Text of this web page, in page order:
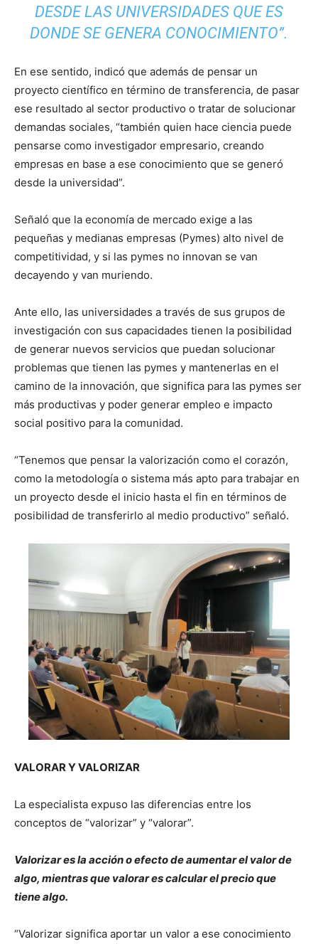
DESDE LAS UNIVERSIDADES QUE ES
DONDE SE GENERA CONOCIMIENTO”.
En ese sentido, indicó que además de pensar un
proyecto científico en término de transferencia, de pasar
ese resultado al sector productivo o tratar de solucionar
demandas sociales, “también quien hace ciencia puede
pensarse como investigador empresario, creando
empresas en base a ese conocimiento que se generó
desde la universidad”.
Señaló que la economía de mercado exige a las
pequeñas y medianas empresas (Pymes) alto nivel de
competitividad, y si las pymes no innovan se van
decayendo y van muriendo.
Ante ello, las universidades a través de sus grupos de
investigación con sus capacidades tienen la posibilidad
de generar nuevos servicios que puedan solucionar
problemas que tienen las pymes y mantenerlas en el
camino de la innovación, que significa para las pymes ser
más productivas y poder generar empleo e impacto
social positivo para la comunidad.
“Tenemos que pensar la valorización como el corazón,
como la metodología o sistema más apto para trabajar en
un proyecto desde el inicio hasta el fin en términos de
posibilidad de transferirlo al medio productivo” señaló.
VALORAR Y VALORIZAR
La especialista expuso las diferencias entre los
conceptos de “valorizar” y “valorar”.
Valorizar es la acción o efecto de aumentar el valor de
algo, mientras que valorar es calcular el precio que
tiene algo.
“Valorizar significa aportar un valor a ese conocimiento